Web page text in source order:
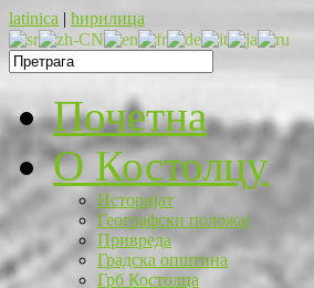
latinica | ћирилица
Почетна
O Костолцу
Историјат
Географски положај
Привреда
Градска општина
Грб Костолца